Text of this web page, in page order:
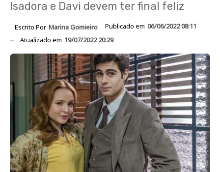
Isadora e Davi devem ter final feliz
Escrito Por Marina Gomieiro Publicado em 06/06/2022 08:11
Atualizado em 19/07/2022 20:29